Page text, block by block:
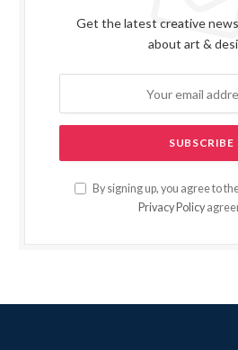
Get the latest creative
about art &
By signing up, you agree to
Privacy Policy